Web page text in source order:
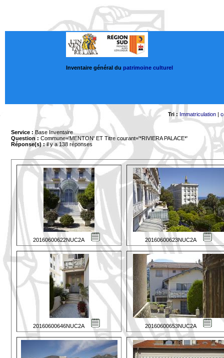
Inventaire général du patrimoine culturel
Tri : Immatriculation|
Service : Base Inventaire
Question : Commune='MENTON' ET Titre courant='*RIVIERA PALACE*'
Réponse(s) :il y a 138 réponses
20160600622NUC2A 20160600623NUC2A
20160600646NUC2A 20160600653NUC2A